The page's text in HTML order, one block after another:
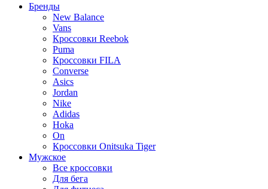
Бренды
New Balance
Vans
Кроссовки Reebok
Puma
Кроссовки FILA
Converse
Asics
Jordan
Nike
Adidas
Hoka
On
Кроссовки Onitsuka Tiger
Мужское
Все кроссовки
Для бега